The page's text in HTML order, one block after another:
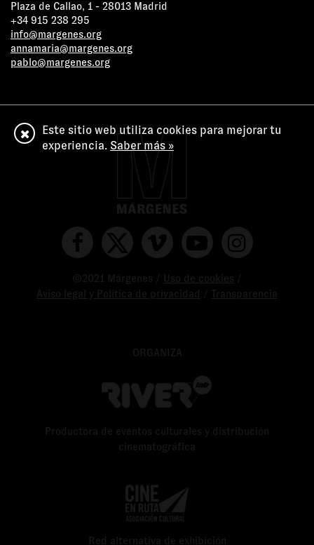
Plaza de Callao, 1 - 28013 Madrid
+34 915 238 295
info@margenes.org
annamaria@margenes.org
pablo@margenes.org
©2021 Márgenes / Uso de cookies
Aviso legal y Política de privacidad
Transparencia
ORGANIZA
Productora de eventos culturales y distribución
cinematográfica
Red alternativa de exhibición
Este sitio web utiliza cookies para mejorar tu
experiencia. Saber más »